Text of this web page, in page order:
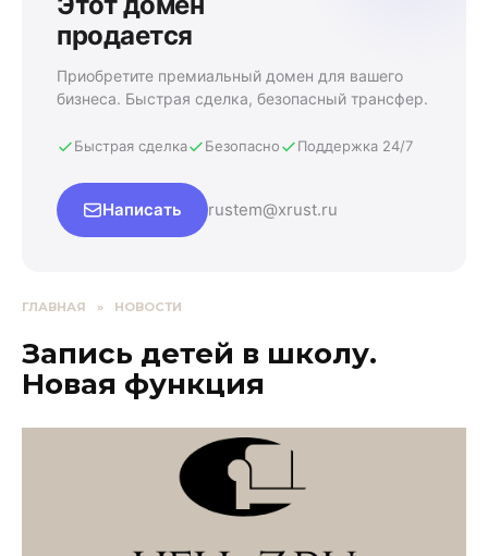
продается
Приобретите премиальный домен для вашего
бизнеса. Быстрая сделка, безопасный трансфер.
Быстрая сделка Безопасно Поддержка 24/7
Написать rustem@xrust.ru
ГЛАВНАЯ » НОВОСТИ
Запись детей в школу.
Новая функция